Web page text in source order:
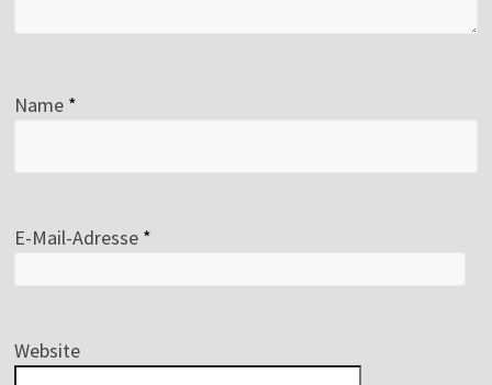
Name *
E-Mail-Adresse *
Website